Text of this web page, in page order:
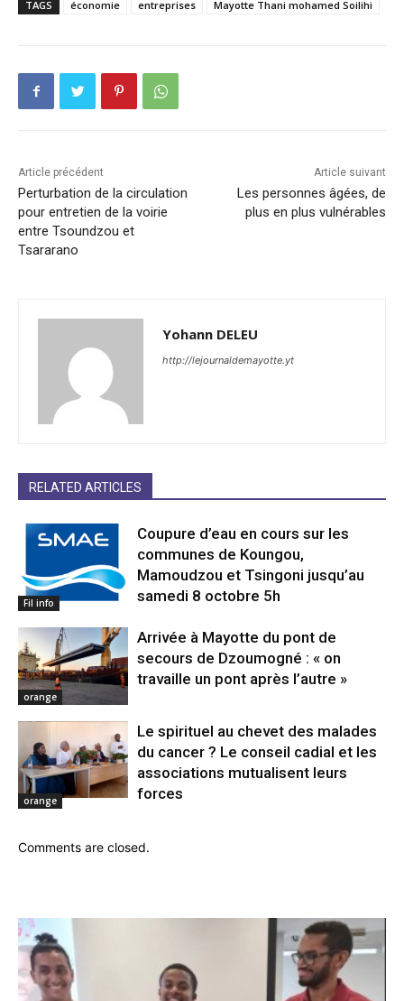
TAGS économie entreprises Mayotte Thani mohamed Soilihi
Article précédent
Perturbation de la circulation
pour entretien de la voirie
entre Tsoundzou et
Tsararano
Article suivant
Les personnes âgées, de
plus en plus vulnérables
Yohann DELEU
http://lejournaldemayotte.yt
RELATED ARTICLES
Fil info
Coupure d’eau en cours sur les
communes de Koungou,
Mamoudzou et Tsingoni jusqu’au
samedi 8 octobre 5h
orange
Arrivée à Mayotte du pont de
secours de Dzoumogné : « on
travaille un pont après l’autre »
orange
Le spirituel au chevet des malades
du cancer ? Le conseil cadial et les
associations mutualisent leurs
forces
Comments are closed.